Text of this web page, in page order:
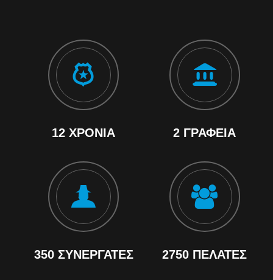
12 ΧΡΌΝΙΑ 2 ΓΡΑΦΕΊΑ
350 ΣΥΝΕΡΓΆΤΕΣ 2750 ΠΕΛΆΤΕΣ